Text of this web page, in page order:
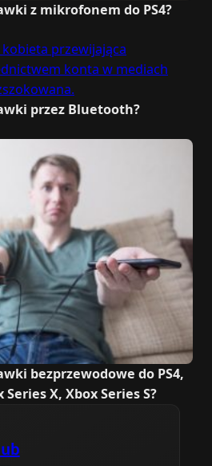
z mikrofonem do PS4?
przez Bluetooth?
bezprzewodowe do PS4,
Series X, Xbox Series S?